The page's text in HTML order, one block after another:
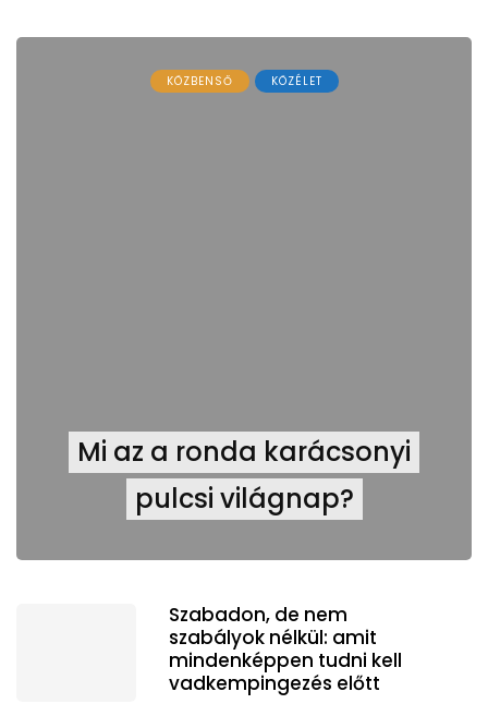
KÖZBENSŐ KÖZÉLET
Mi az a ronda karácsonyi
pulcsi világnap?
Szabadon, de nem
szabályok nélkül: amit
mindenképpen tudni kell
vadkempingezés előtt